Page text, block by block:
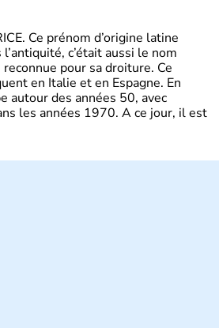
Ce prénom d’origine latine
c’était aussi le nom
pour sa droiture. Ce
en Italie et en Espagne. En
autour des années 50, avec
les années 1970. A ce jour, il est